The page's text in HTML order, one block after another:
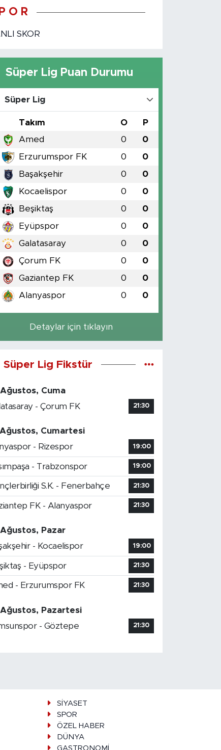
O R
SKOR
Süper Lig Puan Durumu
Süper Lig
Takım O P
Amed 0 0
Erzurumspor FK 0 0
Başakşehir 0 0
Kocaelispor 0 0
Beşiktaş 0 0
Eyüpspor 0 0
Galatasaray 0 0
Çorum FK 0 0
Gaziantep FK 0 0
Alanyaspor 0 0
Detaylar için tıklayın
Süper Lig Fikstür
Cuma
- Çorum FK
21:30
Ağustos, Cumartesi
- Rizespor
19:00
- Trabzonspor 19:00
S.K. - Fenerbahçe 21:30
FK - Alanyaspor 21:30
Pazar
- Kocaelispor
19:00
- Eyüpspor 21:30
- Erzurumspor FK 21:30
Ağustos, Pazartesi
- Göztepe
21:30
SİYASET
SPOR
ÖZEL HABER
DÜNYA
GASTRONOMİ